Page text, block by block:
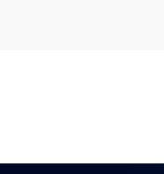
Material